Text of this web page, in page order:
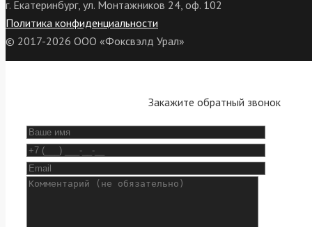
г. Екатеринбург, ул. Монтажников 24, оф. 102
Политика конфиденциальности
© 2017-2026 ООО «Фоксвэлд Урал»
Закажите обратный звонок